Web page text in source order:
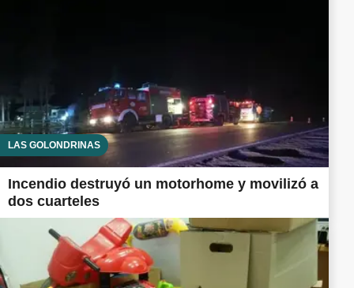
LAS GOLONDRINAS
Incendio destruyó un motorhome y movilizó a
dos cuarteles